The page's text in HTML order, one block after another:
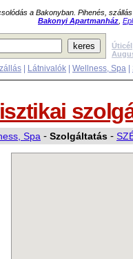
a Bakonyban. Pihenés,
Bakonyi Apartmanház
Úticél
Látnivalók Wellness, Spa
Spa - Szolgáltatás -